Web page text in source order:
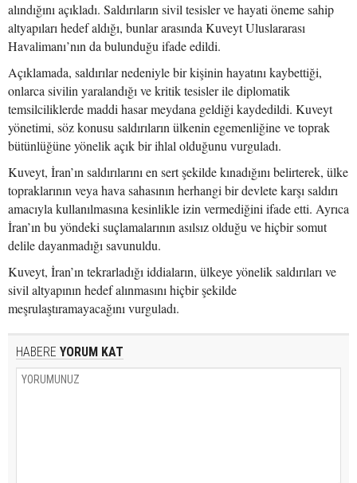
alındığını açıkladı. Saldırıların sivil tesisler ve hayati öneme sahip
altyapıları hedef aldığı, bunlar arasında Kuveyt Uluslararası
Havalimanı’nın da bulunduğu ifade edildi.
Açıklamada, saldırılar nedeniyle bir kişinin hayatını kaybettiği,
onlarca sivilin yaralandığı ve kritik tesisler ile diplomatik
temsilciliklerde maddi hasar meydana geldiği kaydedildi. Kuveyt
yönetimi, söz konusu saldırıların ülkenin egemenliğine ve toprak
bütünlüğüne yönelik açık bir ihlal olduğunu vurguladı.
Kuveyt, İran’ın saldırılarını en sert şekilde kınadığını belirterek, ülke
topraklarının veya hava sahasının herhangi bir devlete karşı saldırı
amacıyla kullanılmasına kesinlikle izin vermediğini ifade etti. Ayrıca
İran’ın bu yöndeki suçlamalarının asılsız olduğu ve hiçbir somut
delile dayanmadığı savunuldu.
Kuveyt, İran’ın tekrarladığı iddiaların, ülkeye yönelik saldırıları ve
sivil altyapının hedef alınmasını hiçbir şekilde
meşrulaştıramayacağını vurguladı.
HABERE YORUM KAT